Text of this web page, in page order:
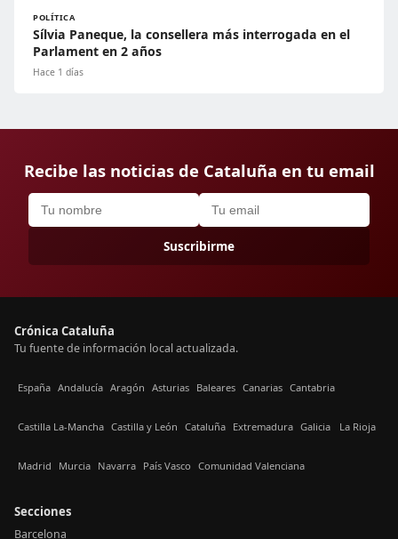
POLÍTICA
Sílvia Paneque, la consellera más interrogada en el
Parlament en 2 años
Hace 1 días
Recibe las noticias de Cataluña en tu email
Suscribirme
Crónica Cataluña
Tu fuente de información local actualizada.
España Andalucía Aragón Asturias Baleares Canarias Cantabria
Castilla La-Mancha Castilla y León Cataluña Extremadura Galicia La Rioja
Madrid Murcia Navarra País Vasco Comunidad Valenciana
Secciones
Barcelona